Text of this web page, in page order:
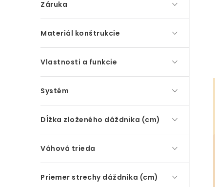
Záruka
Materiál konštrukcie
Vlastnosti a funkcie
Systém
Dĺžka zloženého dáždnika (cm)
Váhová trieda
Priemer strechy dáždnika (cm)